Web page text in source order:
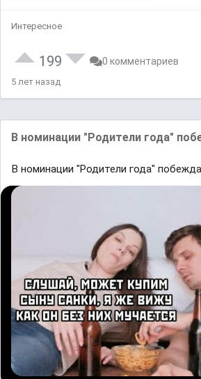
Интересное
199 0 комментариев
5 лет назад
В номинации "Родители года"
В номинации "Родители года"